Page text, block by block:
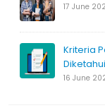
17 June
Kriteria
Diketahui
16 June